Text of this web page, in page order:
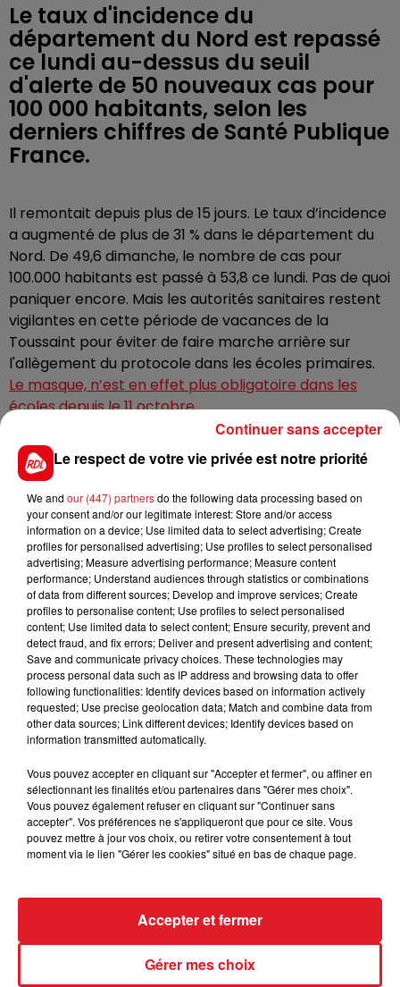
Le taux d'incidence du
département du Nord est repassé
ce lundi au-dessus du seuil
d'alerte de 50 nouveaux cas pour
100 000 habitants, selon les
derniers chiffres de Santé Publique
France.
Il remontait depuis plus de 15 jours. Le taux d’incidence
a augmenté de plus de 31 % dans le département du
Nord. De 49,6 dimanche, le nombre de cas pour
100.000 habitants est passé à 53,8 ce lundi. Pas de quoi
paniquer encore. Mais les autorités sanitaires restent
vigilantes en cette période de vacances de la
Toussaint pour éviter de faire marche arrière sur
l'allègement du protocole dans les écoles primaires.
Le masque, n’est en effet plus obligatoire dans les
écoles depuis le 11 octobre.
Si le Nord devait continuer de voir ses contaminations
au covid augmenter dans les prochaines semaines, le
département pourrait, comme ce fut le cas en Lozère,
annoncer le retour du masque dans les classes pour la
rentrée.
Dans le Pas-de-Calais, ce taux est également à la
hausse depuis 15 jours, mais il semble se stabiliser ces
deux derniers jours et se situe encore loin du seuil
d’alerte, à 29,7/100.000 habitants.
FIL D'ACTUS
BÉTHUNE: ENQUÊTE POUR HOMICIDE
VOLONTAIRE EN COURS, APRÈS LA...
Selon les premiers éléments, le logement servait
à des prostituées
Le respect de votre vie privée est notre priorité
We and our (447) partnersdo the following data processing based on
your consent and/or our legitimate interest: Store and/or access
information on a device; Use limited data to select advertising; Create
profiles for personalised advertising; Use profiles to select personalised
advertising; Measure advertising performance; Measure content
performance; Understand audiences through statistics or combinations
of data from different sources; Develop and improve services; Create
profiles to personalise content; Use profiles to select personalised
content; Use limited data to select content; Ensure security, prevent and
detect fraud, and fix errors; Deliver and present advertising and content;
Save and communicate privacy choices. These technologies may
process personal data such as IP address and browsing data to offer
following functionalities: Identify devices based on information actively
requested; Use precise geolocation data; Match and combine data from
other data sources; Link different devices; Identify devices based on
information transmitted automatically.
Vous pouvez accepter en cliquant sur "Accepter et fermer", ou affiner en
sélectionnant les finalités et/ou partenaires dans "Gérer mes choix".
Vous pouvez également refuser en cliquant sur "Continuer sans
accepter". Vos préférences ne s'appliqueront que pour ce site. Vous
pouvez mettre à jour vos choix, ou retirer votre consentement à tout
moment via le lien "Gérer les cookies" situé en bas de chaque page.
Gérer mes choix
Accepter et fermer
Continuer sans accepter